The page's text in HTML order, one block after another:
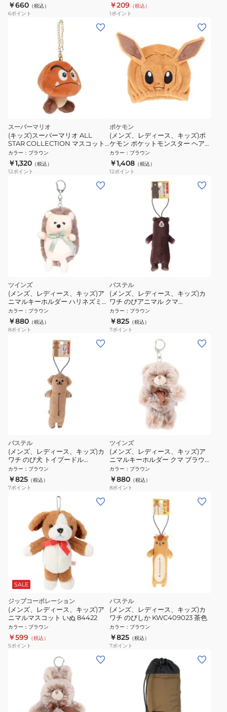
￥660 （税込）
6ポイント
￥209 （税込）
1ポイント
スーパーマリオ
(キッズ)スーパーマリオ ALL
STAR COLLECTION マスコット
クリボー MM04
カラー ： ブラウン
￥1,320 （税込）
12ポイント
ポケモン
(メンズ、レディース、キッズ)ポ
ケモン ポケットモンスター ヘア
キャップ イーブイ PM-0011
カラー ： ブラウン
￥1,408 （税込）
12ポイント
ツインズ
(メンズ、レディース、キッズ)ア
ニマルキーホルダー ハリネズミ
TY033 G
カラー ： ブラウン
￥880 （税込）
8ポイント
パステル
(メンズ、レディース、キッズ)カ
ワチ のびアニマル クマ
KWC449203
カラー ： ブラウン
￥825 （税込）
7ポイント
パステル
(メンズ、レディース、キッズ)カ
ワチ のび犬 トイプードル
KWC454597
カラー ： ブラウン
￥825 （税込）
7ポイント
ツインズ
(メンズ、レディース、キッズ)ア
ニマルキーホルダー クマ ブラウ
ン TY022 2A
カラー ： ブラウン
￥880 （税込）
8ポイント
SALE
ジップコーポレーション
(メンズ、レディース、キッズ)ア
ニマルマスコット いぬ 84422
カラー ： ブラウン
￥599 （税込）
5ポイント
パステル
(メンズ、レディース、キッズ)カ
ワチ のびしか KWC409023 茶色
カラー ： ブラウン
￥825 （税込）
7ポイント